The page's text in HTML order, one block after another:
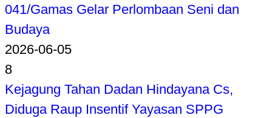
041/Gamas Gelar Perlombaan Seni dan
Budaya
2026-06-05
8
Kejagung Tahan Dadan Hindayana Cs,
Diduga Raup Insentif Yayasan SPPG